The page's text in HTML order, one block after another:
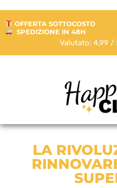
OFFERTA SOTTOCOSTO
SPEDIZIONE IN 48H
Valutato: 4,99 /
LA